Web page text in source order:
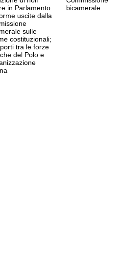
in Parlamento
uscite dalla
sulle
costituzionali;
tra le forze
del Polo e
bicamerale